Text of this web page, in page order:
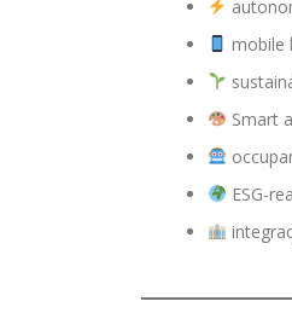
mobile
Smart
ESG-